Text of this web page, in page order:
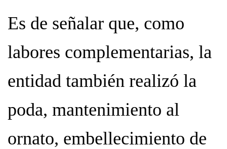
Es de señalar que, como
labores complementarias, la
entidad también realizó la
poda, mantenimiento al
ornato, embellecimiento de